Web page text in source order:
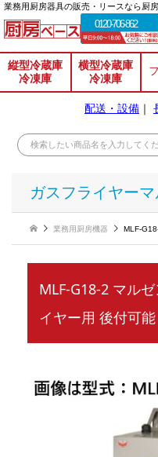
業務⽤厨房器具の販売・リースなら厨
0120-706-862
縦型冷蔵庫
冷凍庫
横型冷蔵庫
冷凍庫
配送・設備 ｜
ガスフライヤー
業務用厨房機器 MLF-G18-
MLF-G18-2 マル
イヤー用 後付可能